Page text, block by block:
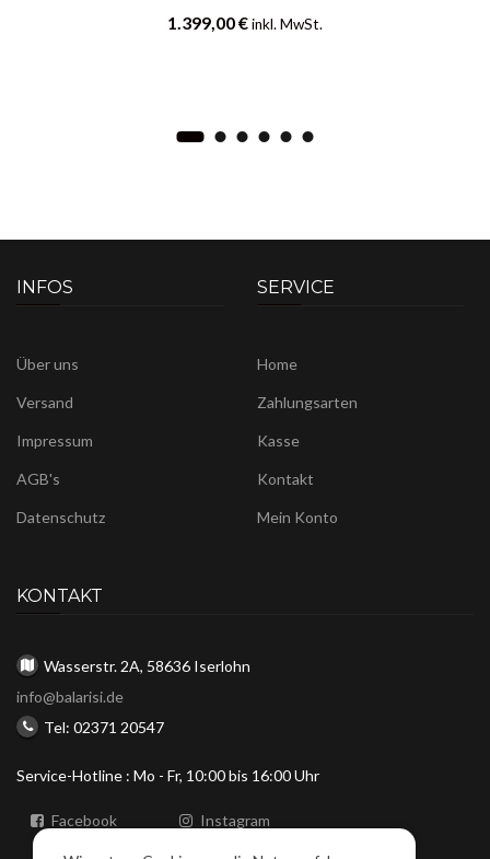
1.399,00€inkl. MwSt.
INFOS
Über uns
Versand
Impressum
AGB's
Datenschutz
SERVICE
Home
Zahlungsarten
Kasse
Kontakt
Mein Konto
KONTAKT
Wasserstr. 2A, 58636 Iserlohn
info@balarisi.de
Tel: 02371 20547
Service-Hotline : Mo - Fr, 10:00 bis 16:00 Uhr
Facebook Instagram